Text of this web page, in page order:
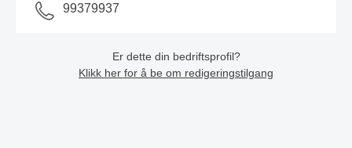
99379937
Er dette din bedriftsprofil?
Klikk her for å be om redigeringstilgang